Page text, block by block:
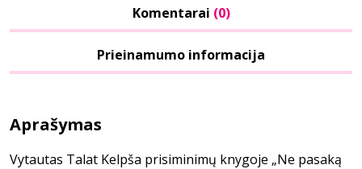
Komentarai (0)
Prieinamumo informacija
Aprašymas
Vytautas Talat Kelpša prisiminimų knygoje „Ne pasaką